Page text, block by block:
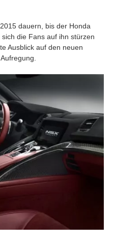
dauern, bis der Honda
die Fans auf ihn stürzen
Ausblick auf den neuen